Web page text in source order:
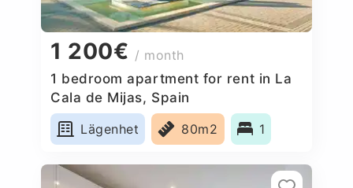
1 200€ / month
1 bedroom apartment for rent in La
Cala de Mijas, Spain
Lägenhet
80m2 1